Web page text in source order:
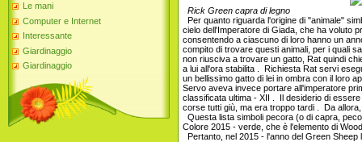
Le mani
Computer e Internet
Interessante
Giardinaggio
Giardinaggio
Rick Green capra di legno
Per quanto riguarda l'origine di "animale"
cielo dell'Imperatore di Giada, che ha voluto
consentendo a ciascuno di loro hanno un
compito di trovare questi animali, per i quali
non riusciva a trovare un gatto, Rat quindi
a lui all'ora stabilita . Richiesta Rat servi
un bellissimo gatto di lei in ombra con il loro
Servo aveva invece portare all'imperatore
classificata ultima - XII . Il desiderio di
corse tutti giù, ma era troppo tardi . Da
Questa lista simboli pecora (o di capra,
Colore 2015 - verde, che è l'elemento di
Pertanto, nel 2015 - l'anno del Green Sheep